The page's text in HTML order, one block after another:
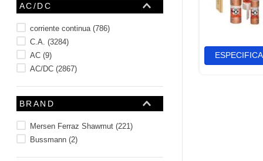
AC/DC
corriente continua (786)
C.A. (3284)
AC (9)
AC/DC (2867)
BRAND
Mersen Ferraz Shawmut (221)
Bussmann (2)